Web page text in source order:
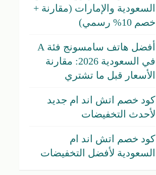
السعودية والإمارات (مقارنة +
خصم 10% رسمي)
أفضل هاتف سامسونج فئة A
في السعودية 2026: مقارنة
الأسعار قبل ما تشتري
كود خصم اتش اند ام جديد
لأحدث التخفيضات
كود خصم اتش اند ام
السعودية لأفضل التخفيضات